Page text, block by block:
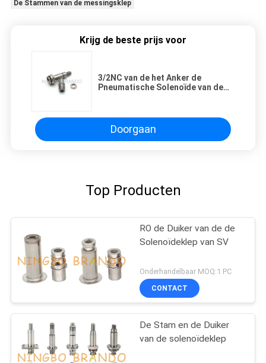
De Stammen van de messingsklep
Krijg de beste prijs voor
3/2NC van de het Anker de
Pneumatische Solenoïde van de
Doorgaan
Top Producten
RO de Duiker van de de
Solenoïdeklep van SV
Onderhandelbaar MOQ:1 PC
CONTACT
De Stam en de Duiker
van de solenoïdeklep